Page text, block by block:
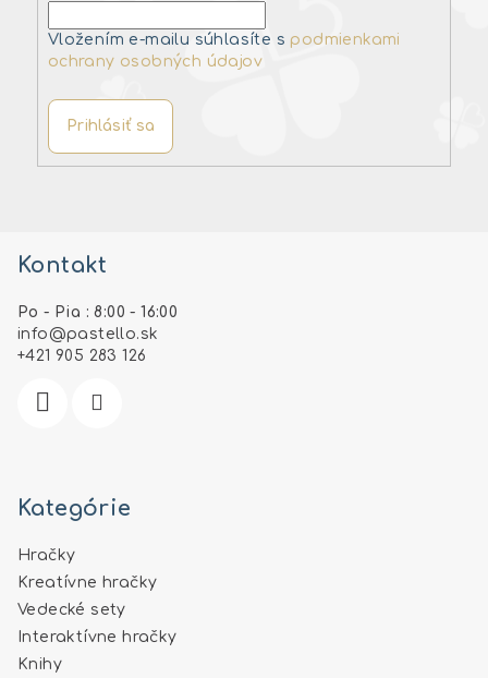
Vložením e-mailu súhlasíte s podmienkami
ochrany osobných údajov
Prihlásiť sa
Kontakt
Po - Pia : 8:00 - 16:00
info @pastello.sk
+421 905 283 126
Kategórie
Hračky
Kreatívne hračky
Vedecké sety
Interaktívne hračky
Knihy